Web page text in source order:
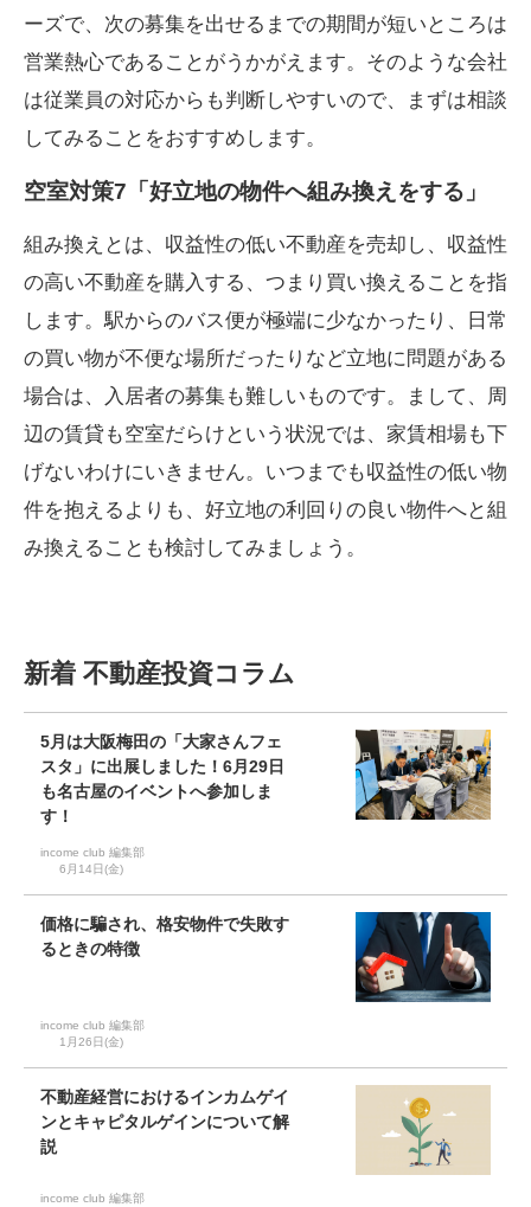
ーズで、次の募集を出せるまでの期間が短いところは
営業熱心であることがうかがえます。そのような会社
は従業員の対応からも判断しやすいので、まずは相談
してみることをおすすめします。
空室対策7「好立地の物件へ組み換えをする」
組み換えとは、収益性の低い不動産を売却し、収益性
の高い不動産を購入する、つまり買い換えることを指
します。駅からのバス便が極端に少なかったり、日常
の買い物が不便な場所だったりなど立地に問題がある
場合は、入居者の募集も難しいものです。まして、周
辺の賃貸も空室だらけという状況では、家賃相場も下
げないわけにいきません。いつまでも収益性の低い物
件を抱えるよりも、好立地の利回りの良い物件へと組
み換えることも検討してみましょう。
新着 不動産投資コラム
5月は大阪梅田の「大家さんフェ
スタ」に出展しました！6月29日
も名古屋のイベントへ参加しま
す！
income club 編集部
6月14日(金)
価格に騙され、格安物件で失敗す
るときの特徴
income club 編集部
1月26日(金)
不動産経営におけるインカムゲイ
ンとキャピタルゲインについて解
説
income club 編集部